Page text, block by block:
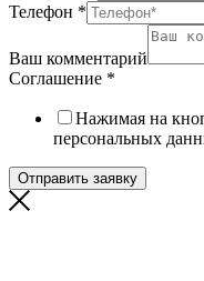
Телефон *
Ваш комментарий
Соглашение *
Нажимая на
персональных
Отправить заявку